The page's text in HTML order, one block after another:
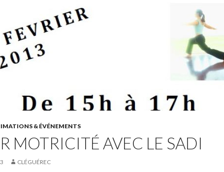
& ÉVÉNEMENTS
MOTRICITÉ AVEC LE SADI
CLÉGUÉREC